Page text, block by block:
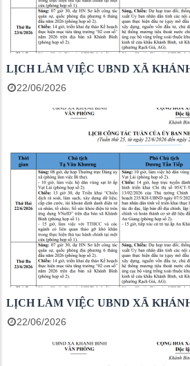
LỊCH LÀM VIỆC UBND XÃ
22/06/2026
LỊCH LÀM VIỆC UBND XÃ
22/06/2026